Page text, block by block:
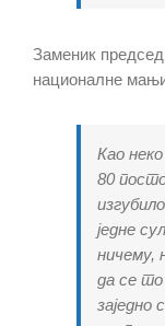
Заменик
националне
Као
80
једне
ничему,
да се
заједно